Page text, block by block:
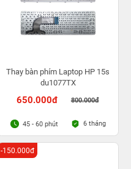
Thay bàn phím Laptop HP 15s
du1077TX
650.000đ 800.000đ
45 - 60 phút 6 tháng
-150.000đ